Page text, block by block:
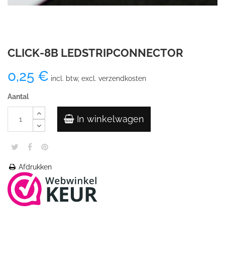
CLICK-8B LEDSTRIPCONNECTOR
0,25 € incl. btw, excl. verzendkosten
Aantal
In winkelwagen
Afdrukken